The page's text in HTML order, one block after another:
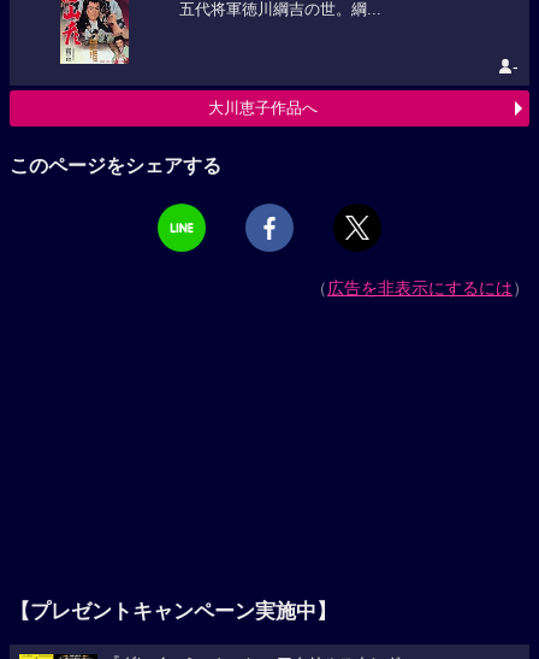
五代将軍徳川綱吉の世。綱...
-
大川恵子作品へ
このページをシェアする
（広告を非表示にするには）
【プレゼントキャンペーン実施中】